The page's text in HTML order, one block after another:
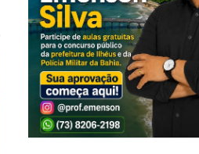
POLÍTICA
26/02/15